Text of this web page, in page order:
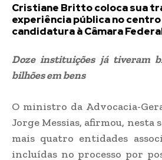
Cristiane Britto coloca sua
experiência pública no
candidatura à Câmara
Doze instituições já tiveram
bilhões em bens
O ministro da Advocacia-
Jorge Messias, afirmou, nesta
mais quatro entidades
incluídas no processo por